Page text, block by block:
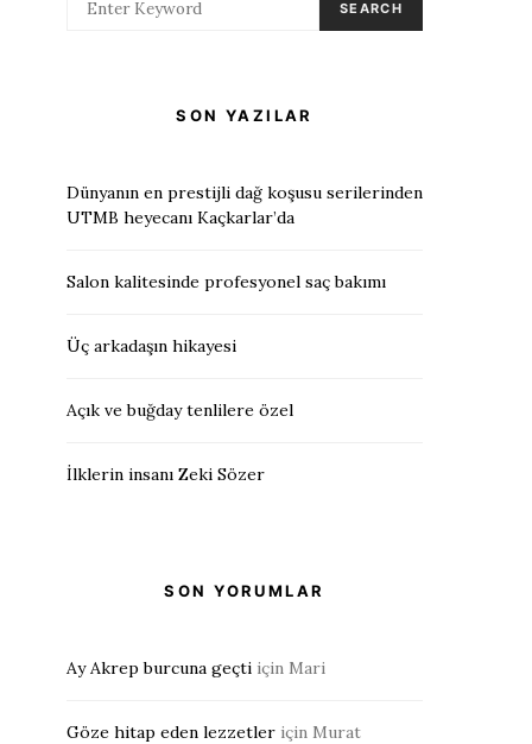
SEARCH
SON YAZILAR
Dünyanın en prestijli dağ koşusu serilerinden
UTMB heyecanı Kaçkarlar’da
Salon kalitesinde profesyonel saç bakımı
Üç arkadaşın hikayesi
Açık ve buğday tenlilere özel
İlklerin insanı Zeki Sözer
SON YORUMLAR
Ay Akrep burcuna geçti için Mari
Göze hitap eden lezzetler için Murat